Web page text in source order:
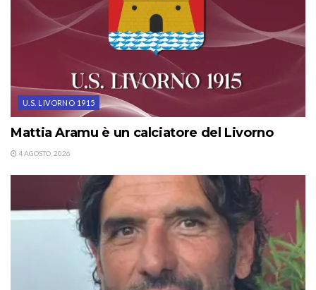
U.S. LIVORNO 1915
Mattia Aramu è un calciatore del Livorno
4 AGOSTO, 2026